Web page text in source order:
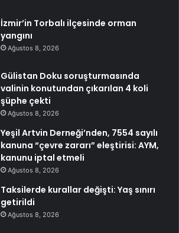
İzmir’in Torbalı ilçesinde orman
yangını
Ağustos 8, 2026
Gülistan Doku soruşturmasında
valinin konutundan çıkarılan 4 koli
şüphe çekti
Ağustos 8, 2026
Yeşil Artvin Derneği’nden, 7554 sayılı
kanuna “çevre zararı” eleştirisi: AYM,
kanunu iptal etmeli
Ağustos 8, 2026
Taksilerde kurallar değişti: Yaş sınırı
getirildi
Ağustos 8, 2026